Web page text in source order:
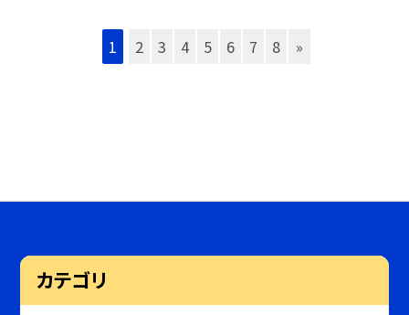
1 2 3 4 5 6 7 8 »
カテゴリ